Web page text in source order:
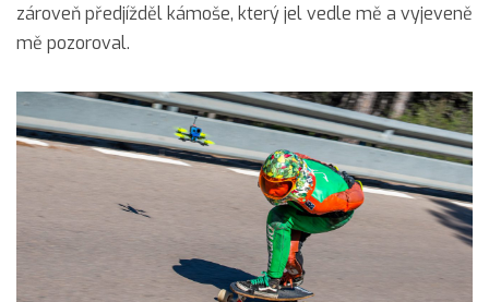
zároveň předjížděl kámoše, který jel vedle mě a vyjeveně
mě pozoroval.